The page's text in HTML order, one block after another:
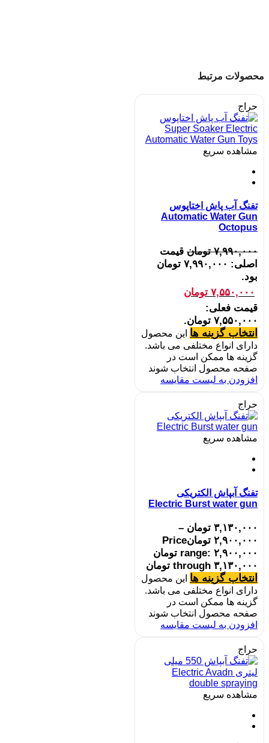
محصولات مرتبط
حراج
مشاهده سریع
تفنگ آب پاش اختاپوس
Automatic Water Gun
Octopus
۷,۹۹۰,۰۰۰ تومان قیمت
اصلی: ۷,۹۹۰,۰۰۰ تومان
بود.
۷,۵۵۰,۰۰۰ تومان
قیمت فعلی:
۷,۵۵۰,۰۰۰ تومان.
انتخاب گزینه ها این محصول
دارای انواع مختلفی می باشد.
گزینه ها ممکن است در
صفحه محصول انتخاب شوند
افزودن به لیست مقایسه
حراج
مشاهده سریع
تفنگ آبپاش الکتریکی
Electric Burst water gun
۳,۱۳۰,۰۰۰ تومان –
۲,۹۰۰,۰۰۰ تومانPrice
range: ۲,۹۰۰,۰۰۰ تومان
through ۳,۱۳۰,۰۰۰ تومان
انتخاب گزینه ها این محصول
دارای انواع مختلفی می باشد.
گزینه ها ممکن است در
صفحه محصول انتخاب شوند
افزودن به لیست مقایسه
حراج
مشاهده سریع